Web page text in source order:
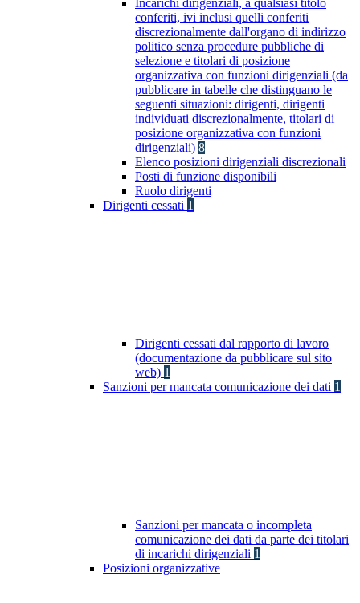
Incarichi dirigenziali, a qualsiasi titolo
conferiti, ivi inclusi quelli conferiti
discrezionalmente dall'organo di indirizzo
politico senza procedure pubbliche di
selezione e titolari di posizione
organizzativa con funzioni dirigenziali (da
pubblicare in tabelle che distinguano le
seguenti situazioni: dirigenti, dirigenti
individuati discrezionalmente, titolari di
posizione organizzativa con funzioni
dirigenziali) 8
Elenco posizioni dirigenziali discrezionali
Posti di funzione disponibili
Ruolo dirigenti
Dirigenti cessati 1
Dirigenti cessati dal rapporto di lavoro
(documentazione da pubblicare sul sito
web) 1
Sanzioni per mancata comunicazione dei dati 1
Sanzioni per mancata o incompleta
comunicazione dei dati da parte dei titolari
di incarichi dirigenziali 1
Posizioni organizzative